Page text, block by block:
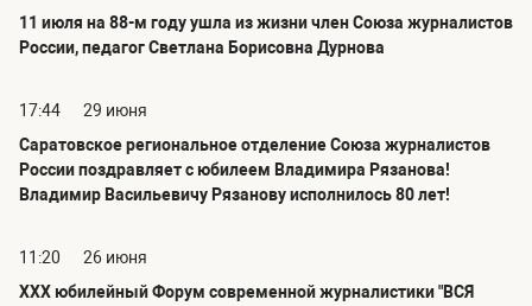
11 июля на 88-м году ушла из жизни член Союза журналистов
России, педагог Светлана Борисовна Дурнова
17:44
29 июня
Саратовское региональное отделение Союза журналистов
России поздравляет с юбилеем Владимира Рязанова!
Владимир Васильевичу Рязанову исполнилось 80 лет!
11:20
26 июня
ХХХ юбилейный Форум современной журналистики "ВСЯ